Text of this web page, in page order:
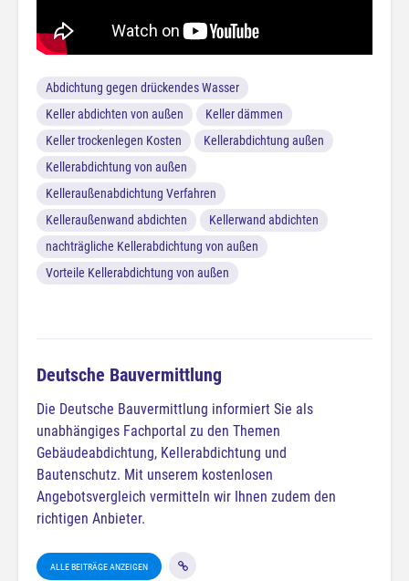
Abdichtung gegen drückendes Wasser
Keller abdichten von außen
Keller dämmen
Keller trockenlegen Kosten
Kellerabdichtung außen
Kellerabdichtung von außen
Kelleraußenabdichtung Verfahren
Kelleraußenwand abdichten
Kellerwand abdichten
nachträgliche Kellerabdichtung von außen
Vorteile Kellerabdichtung von außen
Deutsche Bauvermittlung
Die Deutsche Bauvermittlung informiert Sie als
unabhängiges Fachportal zu den Themen
Gebäudeabdichtung, Kellerabdichtung und
Bautenschutz. Mit unserem kostenlosen
Angebotsvergleich vermitteln wir Ihnen zudem den
richtigen Anbieter.
ALLE BEITRÄGE ANZEIGEN